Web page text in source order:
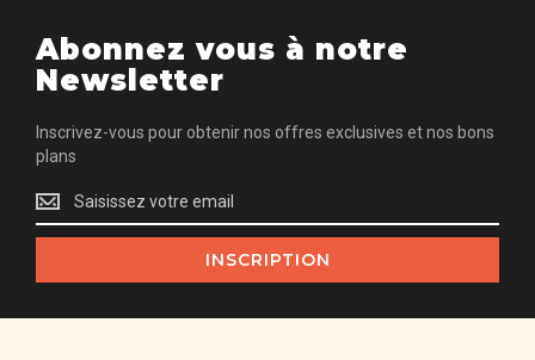
Abonnez vous à notre
Newsletter
Inscrivez-vous pour obtenir nos offres exclusives et nos bons
plans
Inscrivez-
vous
pour
nos
INSCRIPTION